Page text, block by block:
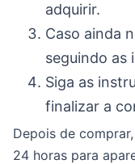
adquirir.
Caso ainda
seguindo as
Siga as
finalizar a
Depois de
24 horas para